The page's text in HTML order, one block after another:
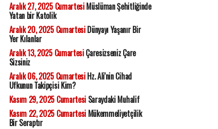
Aralık 27, 2025 CumartesiMüslüman Şehitliğinde
Yatan bir Katolik
Aralık 20, 2025 CumartesiDünyayı Yaşanır Bir
Yer Kılanlar
Aralık 13, 2025 CumartesiÇaresizseniz Çare
Sizsiniz
Aralık 06, 2025 CumartesiHz. Ali'nin Cihad
Ufkunun Takipçisi Kim?
Kasım 29, 2025 CumartesiSaraydaki Muhalif
Kasım 22, 2025 CumartesiMükemmeliyetçilik
Bir Seraptır